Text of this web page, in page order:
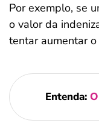
Por exemplo, se
o valor da
tentar aumentar o
Entenda: